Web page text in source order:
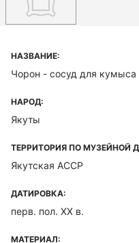
НАЗВАНИЕ:
Чорон - сосуд для кумыса
НАРОД:
Якуты
ТЕРРИТОРИЯ ПО МУЗЕЙНОЙ
Якутская ACCP
ДАТИРОВКА:
перв. пол. XX в.
МАТЕРИАЛ: